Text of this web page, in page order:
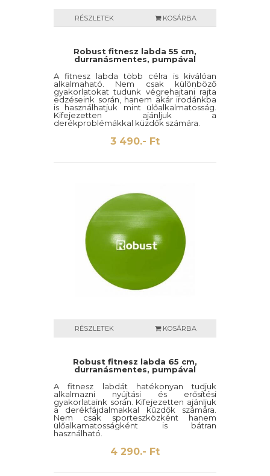
RÉSZLETEK KOSÁRBA
Robust fitnesz labda 55 cm,
durranásmentes, pumpával
A fitnesz labda több célra is kiválóan
alkalmaható. Nem csak különböző
gyakorlatokat tudunk végrehajtani rajta
edzéseink során, hanem akár irodánkba
is használhatjuk mint ülőalkalmatosság.
Kifejezetten ajánljuk a
derékproblémákkal küzdők számára.
3 490.- Ft
RÉSZLETEK KOSÁRBA
Robust fitnesz labda 65 cm,
durranásmentes, pumpával
A fitnesz labdát hatékonyan tudjuk
alkalmazni nyújtási és erősítési
gyakorlataink során. Kifejezetten ajánljuk
a derékfájdalmakkal küzdők számára.
Nem csak sporteszközként hanem
ülőalkamatosságként is bátran
használható.
4 290.- Ft